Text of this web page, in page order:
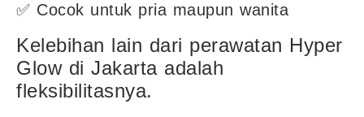
✅ Cocok untuk pria maupun wanita
Kelebihan lain dari perawatan Hyper
Glow di Jakarta adalah
fleksibilitasnya.